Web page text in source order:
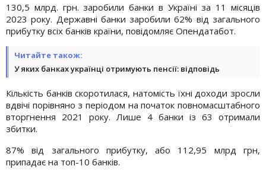
130,5 млрд. грн. заробили банки в Україні за 11 місяців
2023 року. Державні банки заробили 62% від загального
прибутку всіх банків країни, повідомляє Опендатабот.
Читайте також:
У яких банках українці отримують пенсії: відповідь
Кількість банків скоротилася, натомість їхні доходи зросли
вдвічі порівняно з періодом на початок повномасштабного
вторгнення 2021 року. Лише 4 банки із 63 отримали
збитки.
87% від загального прибутку, або 112,95 млрд грн,
припадає на топ-10 банків.